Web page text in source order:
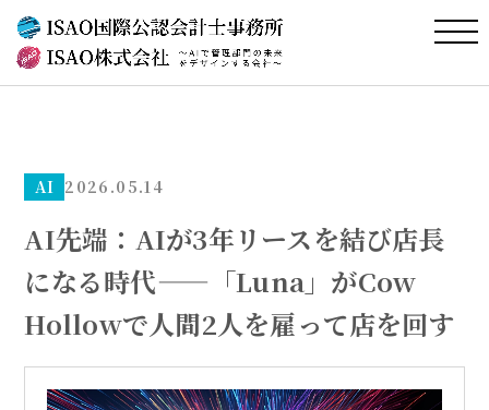
AI 2026.05.14
AI先端：AIが3年リースを結び店長
になる時代——「Luna」がCow
Hollowで人間2人を雇って店を回す